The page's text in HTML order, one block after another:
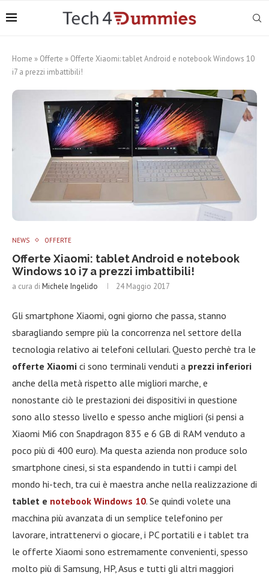
Home » Offerte » Offerte Xiaomi: tablet Android e notebook Windows 10
i7 a prezzi imbattibili!
NEWS OFFERTE
Offerte Xiaomi: tablet Android e notebook
Windows 10 i7 a prezzi imbattibili!
a cura di Michele Ingelido 24 Maggio 2017
Gli smartphone Xiaomi, ogni giorno che passa, stanno
sbaragliando sempre più la concorrenza nel settore della
tecnologia relativo ai telefoni cellulari. Questo perchè tra le
offerte Xiaomi ci sono terminali venduti a prezzi inferiori
anche della metà rispetto alle migliori marche, e
nonostante ciò le prestazioni dei dispositivi in questione
sono allo stesso livello e spesso anche migliori (si pensi a
Xiaomi Mi6 con Snapdragon 835 e 6 GB di RAM venduto a
poco più di 400 euro). Ma questa azienda non produce solo
smartphone cinesi, si sta espandendo in tutti i campi del
mondo hi-tech, tra cui è maestra anche nella realizzazione di
tablet e notebook Windows 10. Se quindi volete una
macchina più avanzata di un semplice telefonino per
lavorare, intrattenervi o giocare, i PC portatili e i tablet tra
le offerte Xiaomi sono estremamente convenienti, spesso
molto più di Samsung, HP, Asus e tutti gli altri maggiori